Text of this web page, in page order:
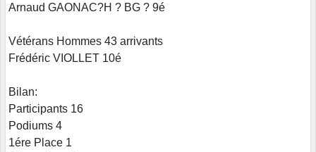
Arnaud GAONAC?H ? BG ? 9é
Vétérans Hommes 43 arrivants
Frédéric VIOLLET 10é
Bilan:
Participants 16
Podiums 4
1ére Place 1